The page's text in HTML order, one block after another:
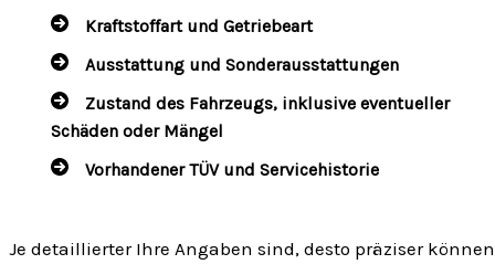
Kraftstoffart und Getriebeart
Ausstattung und Sonderausstattungen
Zustand des Fahrzeugs, inklusive eventueller
Schäden oder Mängel
Vorhandener TÜV und Servicehistorie
Je detaillierter Ihre Angaben sind, desto präziser können